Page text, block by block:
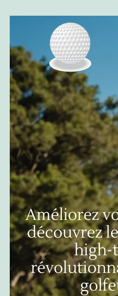
Améliorez
découvrez
high-